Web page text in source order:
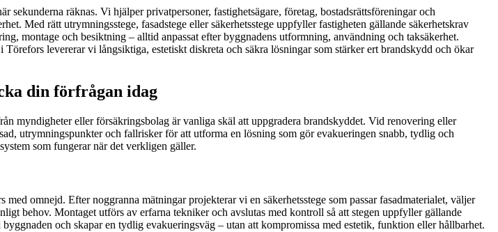
räknas. Vi hjälper privatpersoner, fastighetsägare, företag, bostadsrättsföreningar och
Med rätt utrymningsstege, fasadstege eller säkerhetsstege uppfyller fastigheten gällande säkerhetskrav
montage och besiktning – alltid anpassat efter byggnadens utformning, användning och taksäkerhet.
levererar vi långsiktiga, estetiskt diskreta och säkra lösningar som stärker ert brandskydd och ökar
din förfrågan idag
myndigheter eller försäkringsbolag är vanliga skäl att uppgradera brandskyddet. Vid renovering eller
utrymningspunkter och fallrisker för att utforma en lösning som gör evakueringen snabb, tydlig och
som fungerar när det verkligen gäller.
omnejd. Efter noggranna mätningar projekterar vi en säkerhetsstege som passar fasadmaterialet, väljer
behov. Montaget utförs av erfarna tekniker och avslutas med kontroll så att stegen uppfyller gällande
och skapar en tydlig evakueringsväg – utan att kompromissa med estetik, funktion eller hållbarhet.